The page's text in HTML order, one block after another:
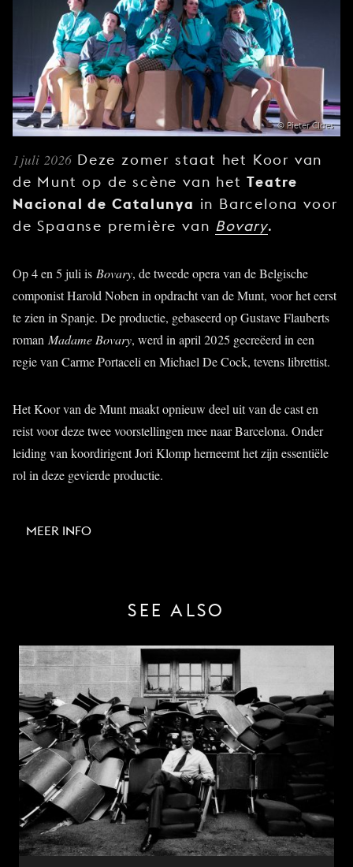
JONG
PUBLIEK
DE
MUNT
STEUN
ONS
© Pieter Claes
1 juli 2026 Deze zomer staat het Koor van
de Munt op de scène van hetTeatre
Nacional de Catalunya in Barcelona voor
de Spaanse première van Bovary.
Op 4 en 5 juli is Bovary, de tweede opera van de Belgische
componist Harold Noben in opdracht van de Munt, voor het eerst
te zien in Spanje. De productie, gebaseerd op Gustave Flauberts
roman Madame Bovary, werd in april 2025 gecreëerd in een
regie van Carme Portaceli en Michael De Cock, tevens librettist.
Het Koor van de Munt maakt opnieuw deel uit van de cast en
reist voor deze twee voorstellingen mee naar Barcelona. Onder
leiding van koordirigent Jori Klomp herneemt het zijn essentiële
rol in deze gevierde productie.
MEER INFO
SEE ALSO